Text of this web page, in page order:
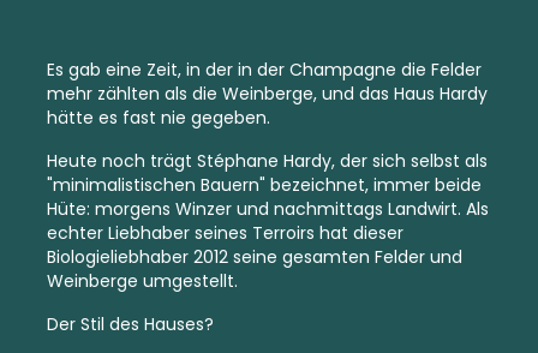
Es gab eine Zeit, in der in der Champagne die Felder
mehr zählten als die Weinberge, und das Haus Hardy
hätte es fast nie gegeben.
Heute noch trägt Stéphane Hardy, der sich selbst als
"minimalistischen Bauern" bezeichnet, immer beide
Hüte: morgens Winzer und nachmittags Landwirt. Als
echter Liebhaber seines Terroirs hat dieser
Biologieliebhaber 2012 seine gesamten Felder und
Weinberge umgestellt.
Der Stil des Hauses?